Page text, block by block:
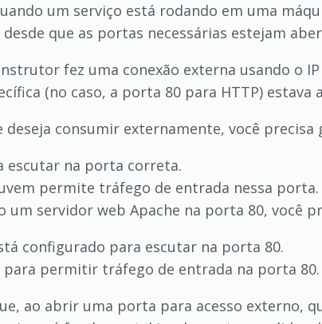
um serviço está rodando em uma
que as portas necessárias estejam
fez uma conexão externa usando o
(no caso, a porta 80 para HTTP)
deseja consumir externamente, você precisa
escutar na porta correta.
permite tráfego de entrada nessa porta.
um servidor web Apache na porta 80, você
configurado para escutar na porta 80.
permitir tráfego de entrada na porta 80.
ao abrir uma porta para acesso externo,